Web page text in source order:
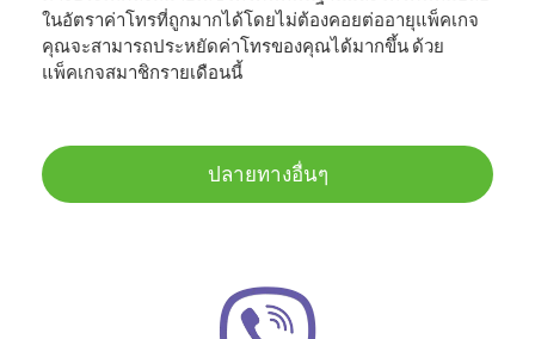
ในอัตราค่าโทรที่ถูกมากได้โดยไม่ต้องคอยต่ออายุแพ็คเกจ
คุณจะสามารถประหยัดค่าโทรของคุณได้มากขึ้น ด้วย
แพ็คเกจสมาชิกรายเดือนนี้
ปลายทางอื่นๆ